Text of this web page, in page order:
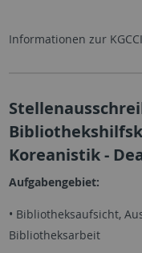
Informationen zur
Koreanistik -
Aufgabengebiet:
• Bibliotheksaufsicht,
Bibliotheksarbeit